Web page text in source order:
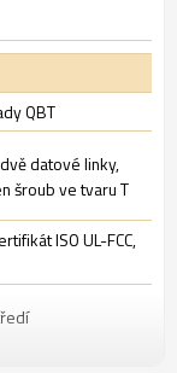
QBT
datové linky,
šroub ve tvaru T
ISO UL-FCC,